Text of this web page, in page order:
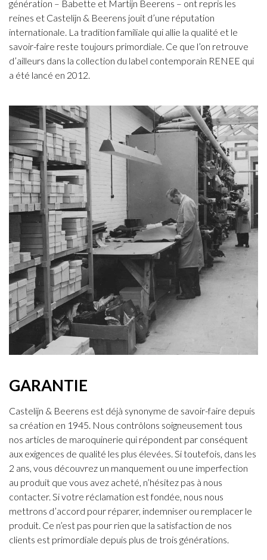
génération – Babette et Martijn Beerens – ont repris les
reines et Castelijn & Beerens jouit d’une réputation
internationale. La tradition familiale qui allie la qualité et le
savoir-faire reste toujours primordiale. Ce que l’on retrouve
d’ailleurs dans la collection du label contemporain RENEE qui
a été lancé en 2012.
GARANTIE
Castelijn & Beerens est déjà synonyme de savoir-faire depuis
sa création en 1945. Nous contrôlons soigneusement tous
nos articles de maroquinerie qui répondent par conséquent
aux exigences de qualité les plus élevées. Si toutefois, dans les
2 ans, vous découvrez un manquement ou une imperfection
au produit que vous avez acheté, n’hésitez pas à nous
contacter. Si votre réclamation est fondée, nous nous
mettrons d’accord pour réparer, indemniser ou remplacer le
produit. Ce n’est pas pour rien que la satisfaction de nos
clients est primordiale depuis plus de trois générations.